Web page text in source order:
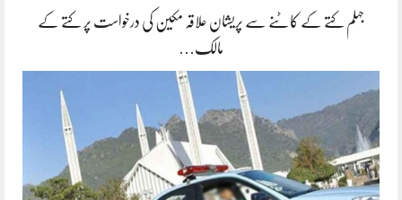
جہلم کتے کے کاٹنے سے پریشان علاقہ مکین کی درخواست پر کتے کے
مالک…